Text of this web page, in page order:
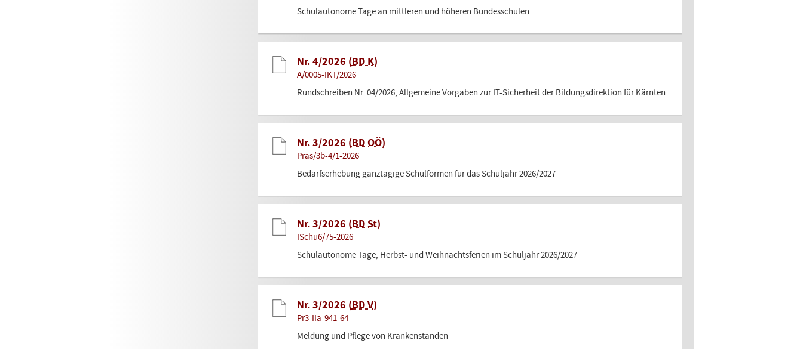
Schulautonome Tage an mittleren und höheren Bundesschulen
Nr. 4/2026 (BD K)
A/0005-IKT/2026
Rundschreiben Nr. 04/2026; Allgemeine Vorgaben zur IT-Sicherheit der Bildungsdirektion für Kärnten
Nr. 3/2026 (BD OÖ)
Präs/3b-4/1-2026
Bedarfserhebung ganztägige Schulformen für das Schuljahr 2026/2027
Nr. 3/2026 (BD St)
ISchu6/75-2026
Schulautonome Tage, Herbst- und Weihnachtsferien im Schuljahr 2026/2027
Nr. 3/2026 (BD V)
Pr3-IIa-941-64
Meldung und Pflege von Krankenständen